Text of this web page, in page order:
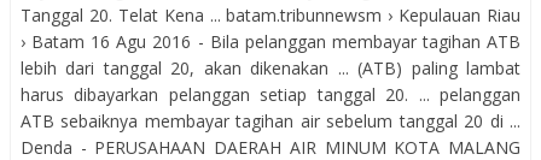
Tanggal 20. Telat Kena ... batam.tribunnewsm › Kepulauan Riau
› Batam 16 Agu 2016 - Bila pelanggan membayar tagihan ATB
lebih dari tanggal 20, akan dikenakan ... (ATB) paling lambat
harus dibayarkan pelanggan setiap tanggal 20. ... pelanggan
ATB sebaiknya membayar tagihan air sebelum tanggal 20 di ...
Denda - PERUSAHAAN DAERAH AIR MINUM KOTA MALANG